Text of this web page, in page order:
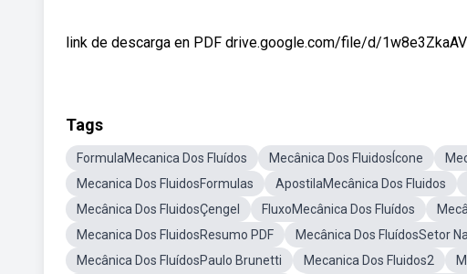
link de descarga en PDF drive.google.com/file/d/
Tags
FormulaMecanica Dos Fluídos Mecânica Dos FluidosÍcone
Mecanica Dos FluidosFormulas
ApostilaMecânica Dos Fluidos
Mecânica Dos FluidosÇengel
FluxoMecânica Dos Fluídos
Mecanica Dos FluidosResumo PDF
Mecânica Dos FluídosSetor
Mecânica Dos FluídosPaulo Brunetti
Mecanica Dos Fluidos2